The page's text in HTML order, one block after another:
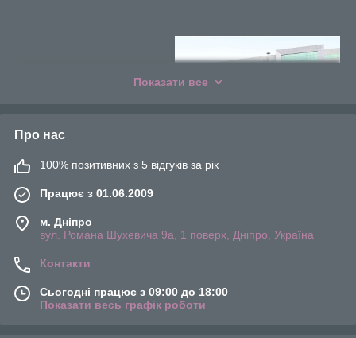
Compressors®
Компанія, працюючи під брендом Cubigel
Compressors®, підтримується високою якістю, а
вироблюваний товар відповідає всім нормам і
Китай, експортує більше 70% своєї продукції в різні
співробітників компанії.
Має близько 200 офіційних представників компанії по
Показати все
Про нас
100% позитивних з 5 відгуків за рік
Працює з 01.06.2009
м. Дніпро
вул. Романа Шухевича 9а, 1 поверх, Дніпро, Україна
Контакти
Сьогодні працює з 09:00 до 18:00
Показати весь графік роботи